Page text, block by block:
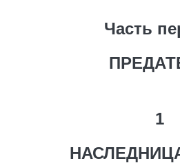
Часть
1